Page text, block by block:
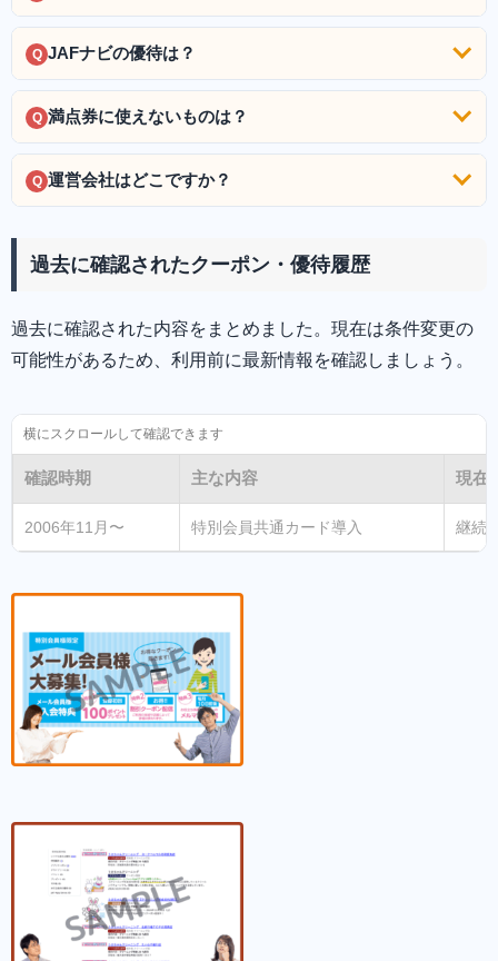
Q JAFナビの優待は？
Q 満点券に使えないものは？
Q 運営会社はどこですか？
過去に確認されたクーポン・優待履歴
過去に確認された内容をまとめました。現在は条件変更の
可能性があるため、利用前に最新情報を確認しましょう。
確認時期 主な内容 現在
2006年11月〜 特別会員共通カード導入 継続